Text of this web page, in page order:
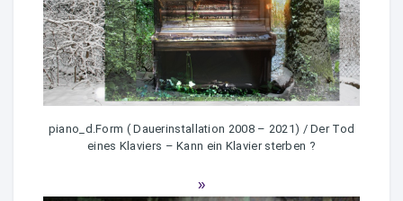
piano_d.Form ( Dauerinstallation 2008 – 2021) / Der Tod
eines Klaviers – Kann ein Klavier sterben ?